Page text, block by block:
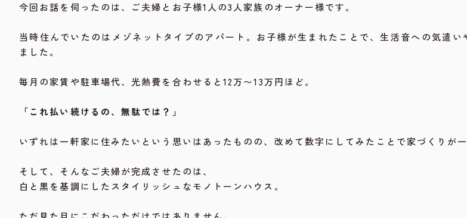
今回お話を伺ったのは、ご夫婦とお子様1人の3人家族のオーナー様です。
当時住んでいたのはメゾネットタイプのアパート。お子様が生まれたことで、生活音への気遣
ました。
毎月の家賃や駐車場代、光熱費を合わせると12万〜13万円ほど。
「これ払い続けるの、無駄では？」
いずれは一軒家に住みたいという思いはあったものの、改めて数字にしてみたことで家づくりが
そして、そんなご夫婦が完成させたのは、
白と黒を基調にしたスタイリッシュなモノトーンハウス。